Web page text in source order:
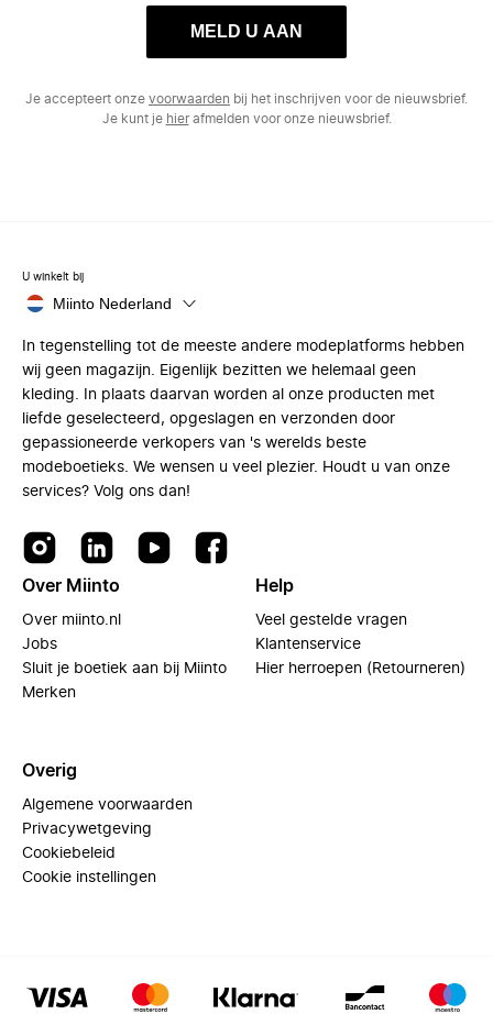
MELD U AAN
Je accepteert onze voorwaarden bij het inschrijven voor de nieuwsbrief.
Je kunt je hierafmelden voor onze nieuwsbrief.
U winkelt bij
Miinto Nederland
In tegenstelling tot de meeste andere modeplatforms hebben
wij geen magazijn. Eigenlijk bezitten we helemaal geen
kleding. In plaats daarvan worden al onze producten met
liefde geselecteerd, opgeslagen en verzonden door
gepassioneerde verkopers van 's werelds beste
modeboetieks. We wensen u veel plezier. Houdt u van onze
services? Volg ons dan!
Over Miinto
Over miinto.nl
Jobs
Sluit je boetiek aan bij Miinto
Merken
Help
Veel gestelde vragen
Klantenservice
Hier herroepen (Retourneren)
Overig
Algemene voorwaarden
Privacywetgeving
Cookiebeleid
Cookie instellingen